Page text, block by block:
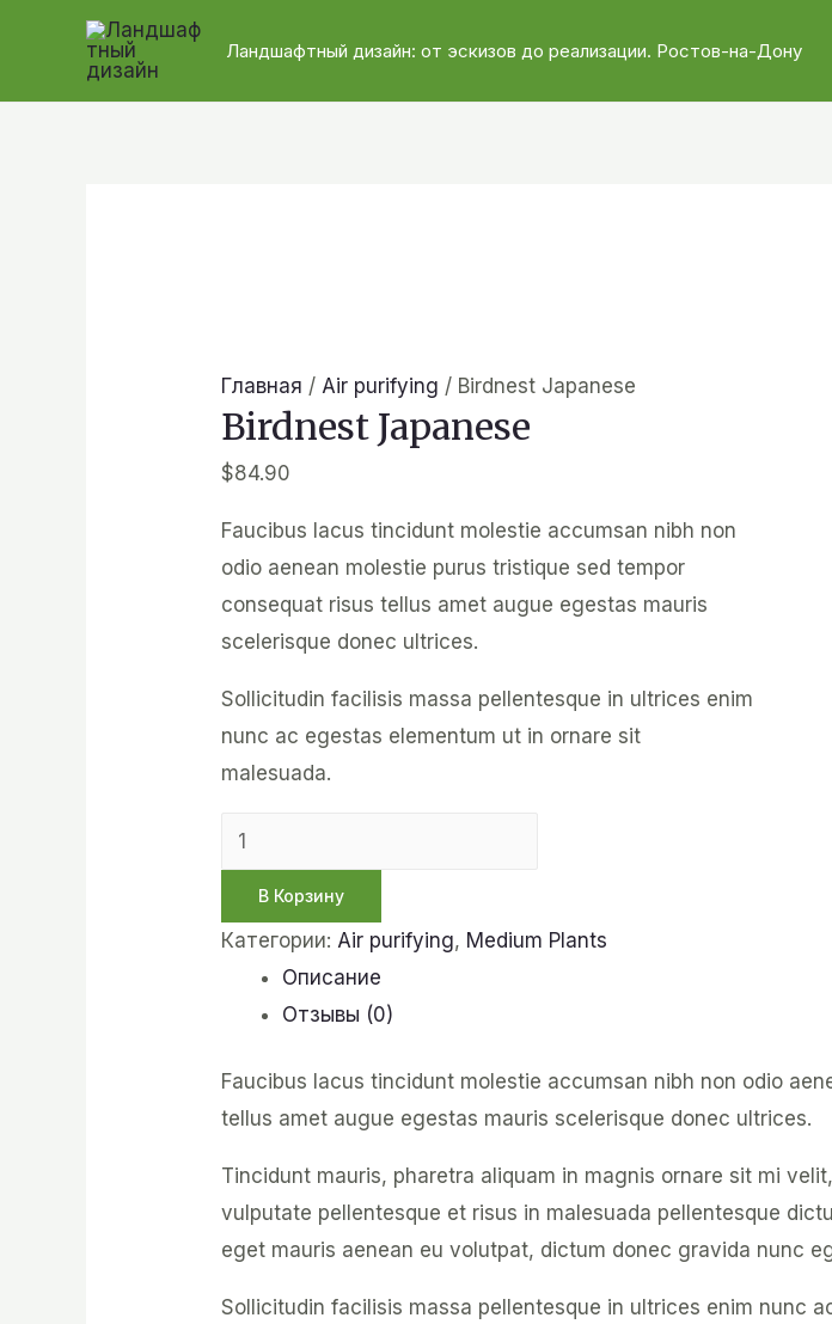
Ландшафтный дизайн: от эскизов до реализации. Ростов-на-Дону
Главная / Air purifying / Birdnest Japanese
Birdnest Japanese
$84.90
Faucibus lacus tincidunt molestie accumsan nibh non
odio aenean molestie purus tristique sed tempor
consequat risus tellus amet augue egestas mauris
scelerisque donec ultrices.
Sollicitudin facilisis massa pellentesque in ultrices enim
nunc ac egestas elementum ut in ornare sit
malesuada.
В Корзину
Категории: Air purifying, Medium Plants
Описание
Отзывы (0)
Faucibus lacus tincidunt molestie accumsan nibh non odio
tellus amet augue egestas mauris scelerisque donec ultrices.
Tincidunt mauris, pharetra aliquam in magnis ornare sit mi
vulputate pellentesque et risus in malesuada pellentesque
eget mauris aenean eu volutpat, dictum donec gravida nunc
Sollicitudin facilisis massa pellentesque in ultrices enim nunc